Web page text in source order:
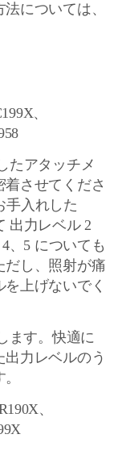
については、
、
たアタッチメ
させてくださ
手入れした
出力レベル 2
、5 についても
だし、照射が痛
上げないでく
ます。快適に
力レベルのう
、